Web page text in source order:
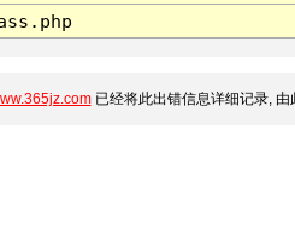
已经将此出错信息详细记录, 由